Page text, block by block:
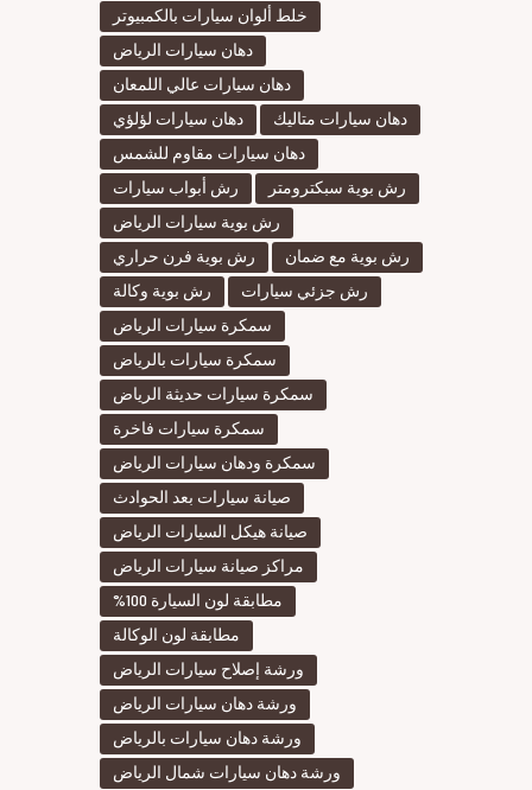
خلط ألوان سيارات بالكمبيوتر
دهان سيارات الرياض
دهان سيارات عالي اللمعان
دهان سيارات لؤلؤي
دهان سيارات متاليك
دهان سيارات مقاوم للشمس
رش أبواب سيارات
رش بوية سبكترومتر
رش بوية سيارات الرياض
رش بوية فرن حراري
رش بوية مع ضمان
رش بوية وكالة
رش جزئي سيارات
سمكرة سيارات الرياض
سمكرة سيارات بالرياض
سمكرة سيارات حديثة الرياض
سمكرة سيارات فاخرة
سمكرة ودهان سيارات الرياض
صيانة سيارات بعد الحوادث
صيانة هيكل السيارات الرياض
مراكز صيانة سيارات الرياض
مطابقة لون السيارة 100%
مطابقة لون الوكالة
ورشة إصلاح سيارات الرياض
ورشة دهان سيارات الرياض
ورشة دهان سيارات بالرياض
ورشة دهان سيارات شمال الرياض